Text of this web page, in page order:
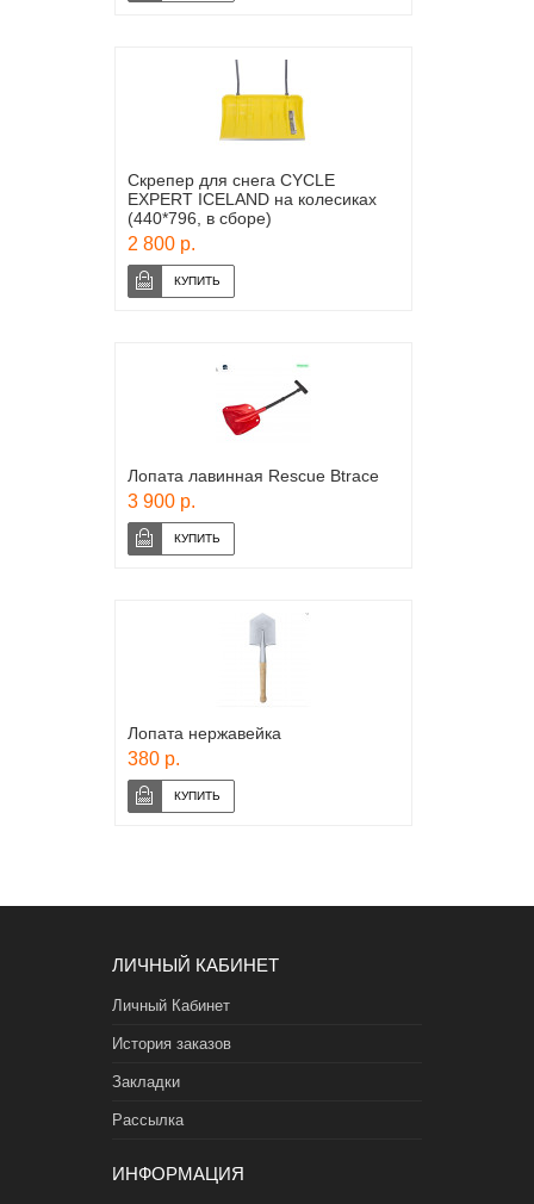
Скрепер для снега CYCLE
EXPERT ICELAND на колесиках
(440*796, в сборе)
2 800 р.
Лопата лавинная Rescue Btrace
3 900 р.
Лопата нержавейка
380 р.
ЛИЧНЫЙ КАБИНЕТ
Личный Кабинет
История заказов
Закладки
Рассылка
ИНФОРМАЦИЯ